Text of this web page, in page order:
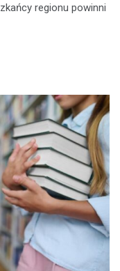
regionu powinni